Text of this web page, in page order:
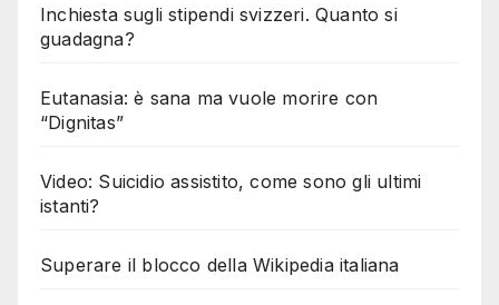
Inchiesta sugli stipendi svizzeri. Quanto si
guadagna?
Eutanasia: è sana ma vuole morire con
“Dignitas”
Video: Suicidio assistito, come sono gli ultimi
istanti?
Superare il blocco della Wikipedia italiana